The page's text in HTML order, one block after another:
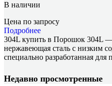
В наличии
Цена по запросу
Подробнее
304L купить в Порошок 304L —
нержавеющая сталь с низким
специально разработанная
Недавно просмотренные